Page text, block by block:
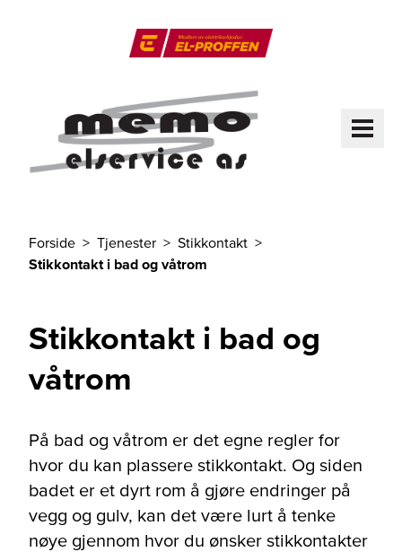
Du er her
Forside Tjenester
Stikkontakt
Stikkontakt i bad og våtrom
Stikkontakt i bad og
våtrom
På bad og våtrom er det egne regler for
hvor du kan plassere stikkontakt. Og siden
badet er et dyrt rom å gjøre endringer på
vegg og gulv, kan det være lurt å tenke
nøye gjennom hvor du ønsker stikkontakter